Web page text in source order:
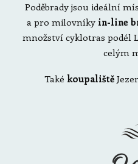
Poděbrady jsou ideální
a pro milovníky in-line
množství cyklotras podél
celým
Také koupaliště